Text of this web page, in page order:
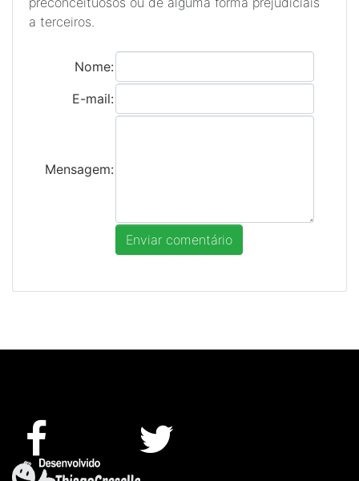
a terceiros.
Nome:
E-mail:
Mensagem: